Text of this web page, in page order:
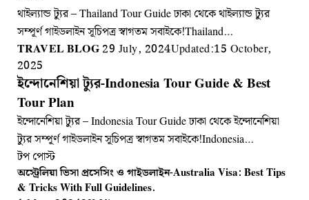
থাইল্যান্ড ট্যুর – Thailand Tour Guide ঢাকা থেকে থাইল্যান্ড ট্যুর
সম্পূর্ণ গাইডলাইন সূচিপত্র স্বাগতম সবাইকে!Thailand…
TRAVEL BLOG 29 July, 2024Updated:15 October,
2025
ইন্দোনেশিয়া ট্যুর-Indonesia Tour Guide & Best
Tour Plan
ইন্দোনেশিয়া ট্যুর – Indonesia Tour Guide ঢাকা থেকে ইন্দোনেশিয়া
ট্যুর সম্পূর্ণ গাইডলাইন সূচিপত্র স্বাগতম সবাইকে!Indonesia…
টপ পোস্ট
অস্ট্রেলিয়া ভিসা প্রসেসিং ও গাইডলাইন-Australia Visa: Best Tips
& Tricks With Full Guidelines.